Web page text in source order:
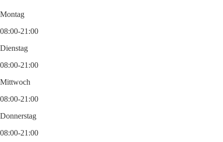
Montag
08:00-21:00
Dienstag
08:00-21:00
Mittwoch
08:00-21:00
Donnerstag
08:00-21:00